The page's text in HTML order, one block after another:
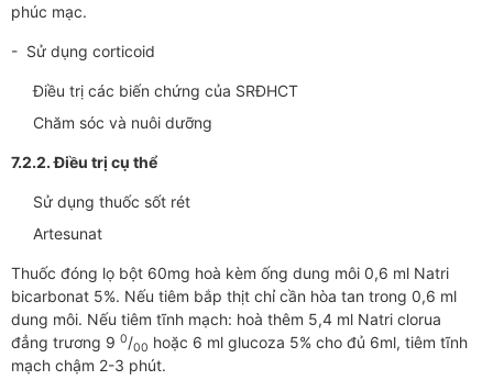
phúc mạc.
- Sử dụng corticoid
Điều trị các biến chứng của SRĐHCT
Chăm sóc và nuôi dưỡng
7.2.2. Điều trị cụ thể
Sử dụng thuốc sốt rét
Artesunat
Thuốc đóng lọ bột 60mg hoà kèm ống dung môi 0,6 ml Natri
bicarbonat 5%. Nếu tiêm bắp thịt chỉ cần hòa tan trong 0,6 ml
dung môi. Nếu tiêm tĩnh mạch: hoà thêm 5,4 ml Natri clorua
đẳng trương 9 0/00 hoặc 6 ml glucoza 5% cho đủ 6ml, tiêm tĩnh
mạch chậm 2-3 phút.